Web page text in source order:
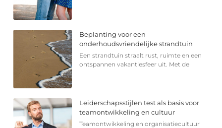
Beplanting voor een
onderhoudsvriendelijke strandtuin
Een strandtuin straalt rust, ruimte en een
ontspannen vakantiesfeer uit. Met de
Leiderschapsstijlen test als basis voor
teamontwikkeling en cultuur
Teamontwikkeling en organisatiecultuur